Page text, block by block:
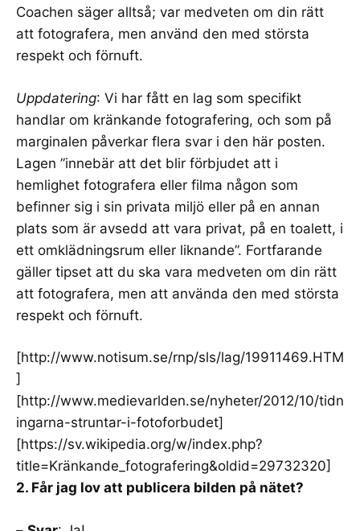
Coachen säger alltså; var medveten om din rätt
att fotografera, men använd den med största
respekt och förnuft.
Uppdatering: Vi har fått en lag som specifikt
handlar om kränkande fotografering, och som på
marginalen påverkar flera svar i den här posten.
Lagen ”innebär att det blir förbjudet att i
hemlighet fotografera eller filma någon som
befinner sig i sin privata miljö eller på en annan
plats som är avsedd att vara privat, på en toalett, i
ett omklädningsrum eller liknande”. Fortfarande
gäller tipset att du ska vara medveten om din rätt
att fotografera, men att använda den med största
respekt och förnuft.
[http://www.notisum.se/rnp/sls/lag/19911469.HTM
]
[http://www.medievarlden.se/nyheter/2012/10/tidn
ingarna-struntar-i-fotoforbudet]
[https://sv.wikipedia.org/w/index.php?
title=Kränkande_fotografering&oldid=29732320]
2. Får jag lov att publicera bilden på nätet?